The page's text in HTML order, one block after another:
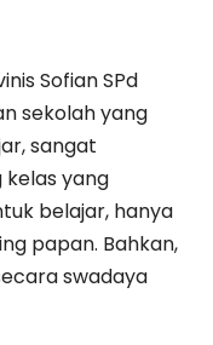
Sofian SPd
sekolah yang
sangat
yang
belajar, hanya
papan. Bahkan,
swadaya